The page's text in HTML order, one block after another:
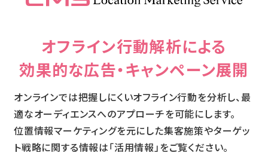
オフライン行動解析による
効果的な広告・キャンペーン展開
オンラインでは把握しにくいオフライン行動を分析し、最
適なオーディエンスへのアプローチを可能にします。
位置情報マーケティングを元にした集客施策やターゲッ
ト戦略に関する情報は「活用情報」をご覧ください。